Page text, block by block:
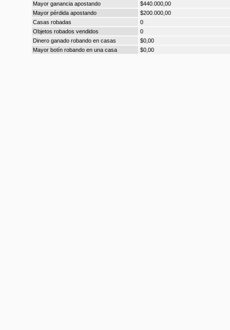
Mayor ganancia apostando
$440.000,00
Mayor pérdida apostando
$200.000,00
Casas robadas
0
Objetos robados vendidos
0
Dinero ganado robando en casas
$0,00
Mayor botín robando en una casa
$0,00